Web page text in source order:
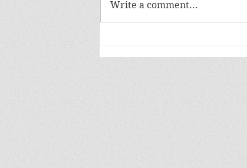
Ecosystem Forum 2025 " รวม
Write a comment...